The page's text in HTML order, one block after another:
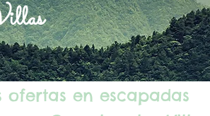
ofertas en escapadas